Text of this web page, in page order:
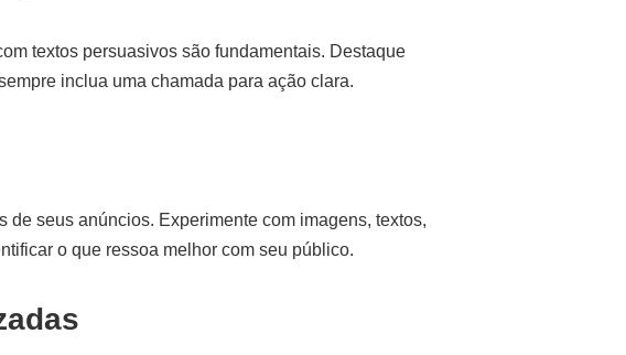
textos persuasivos são fundamentais. Destaque
inclua uma chamada para ação clara.
de seus anúncios. Experimente com imagens, textos,
o que ressoa melhor com seu público.